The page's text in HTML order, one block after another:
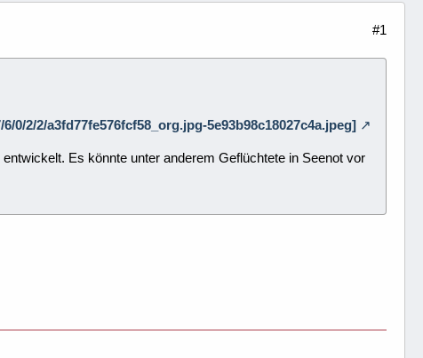
#1
2/2/a3fd77fe576fcf58_org.jpg-5e93b98c18027c4a.jpeg]
Es könnte unter anderem Geflüchtete in Seenot vor